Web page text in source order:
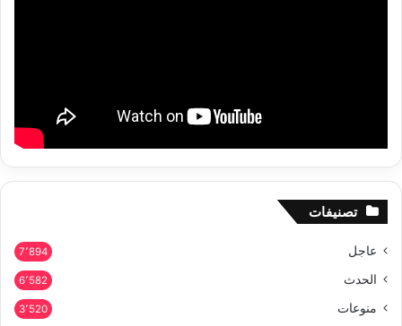
تصنيفات
عاجل 7٬894
الحدث 6٬582
منوعات 3٬520